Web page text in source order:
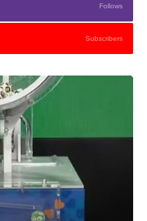
Follows
Subscribers